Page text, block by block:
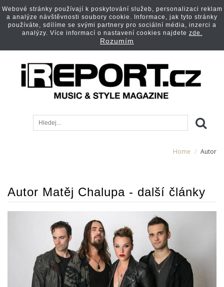
Home Autor
Autor Matěj Chalupa - další články
Webové stránky používají k poskytování služeb, personalizaci reklam
a analýze návštěvnosti soubory cookie. Informace, jak tyto stránky
používáte, sdílíme se svými partnery pro sociální média, inzerci a
analýzy. Více informací o nastavení cookies najdete zde.
Rozumím